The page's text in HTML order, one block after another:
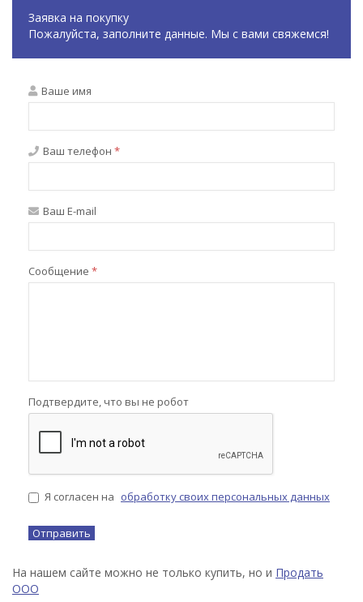
Заявка на покупку
Пожалуйста, заполните данные. Мы с вами свяжемся!
Ваше имя
Ваш телефон *
Ваш E-mail
Сообщение *
Подтвердите, что вы не робот
Я согласен на обработку своих персональных данных
На нашем сайте можно не только купить, но и Продать
ООО